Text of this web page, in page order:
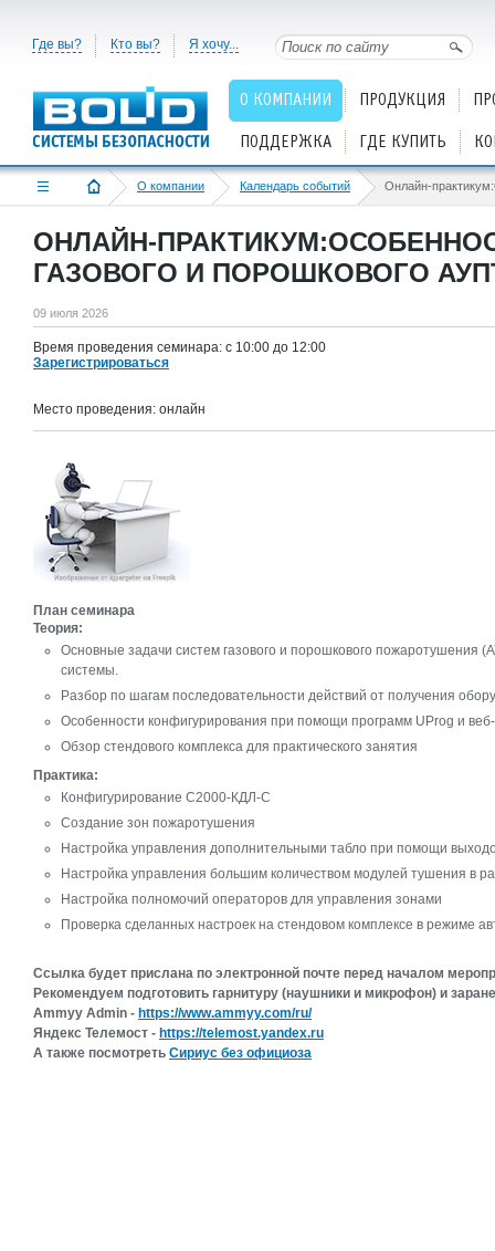
Где вы? Кто вы? Я хочу...
О КОМПАНИИ ПРОДУКЦИЯ
ПОДДЕРЖКА ГДЕ КУПИТЬ
О компании Календарь событий
ОНЛАЙН-
ГАЗОВОГО И ПОРОШКОВОГО
09 июля 2026
Время проведения семинара: c 10:00 до 12:00
Зарегистрироваться
Место проведения: онлайн
План семинара
Теория:
Основные задачи систем газового и порошкового пожаротушения
системы.
Разбор по шагам последовательности действий от получения
Особенности конфигурирования при помощи программ UProg и
Обзор стендового комплекса для практического занятия
Практика:
Конфигурирование С2000-КДЛ-С
Создание зон пожаротушения
Настройка управления дополнительными табло при помощи
Настройка управления большим количеством модулей тушения в
Настройка полномочий операторов для управления зонами
Проверка сделанных настроек на стендовом комплексе в режиме
Ссылка будет прислана по электронной почте перед началом
Рекомендуем подготовить гарнитуру (наушники и микрофон) и
Ammyy Admin - https://www.ammyy.com/ru/
Яндекс Телемост - https://telemost.yandex.ru
А также посмотреть Сириус без официоза